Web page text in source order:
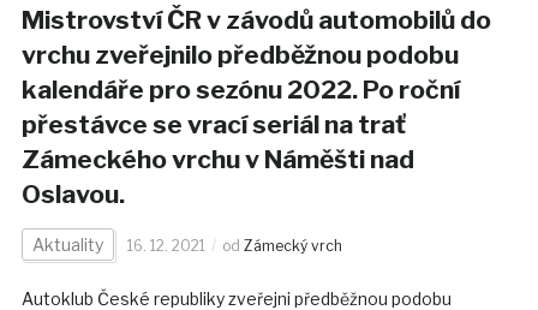
Mistrovství ČR v závodů automobilů do
vrchu zveřejnilo předběžnou podobu
kalendáře pro sezónu 2022. Po roční
přestávce se vrací seriál na trať
Zámeckého vrchu v Náměšti nad
Oslavou.
Aktuality 16. 12. 2021 od Zámecký vrch
Autoklub České republiky zveřejni předběžnou podobu